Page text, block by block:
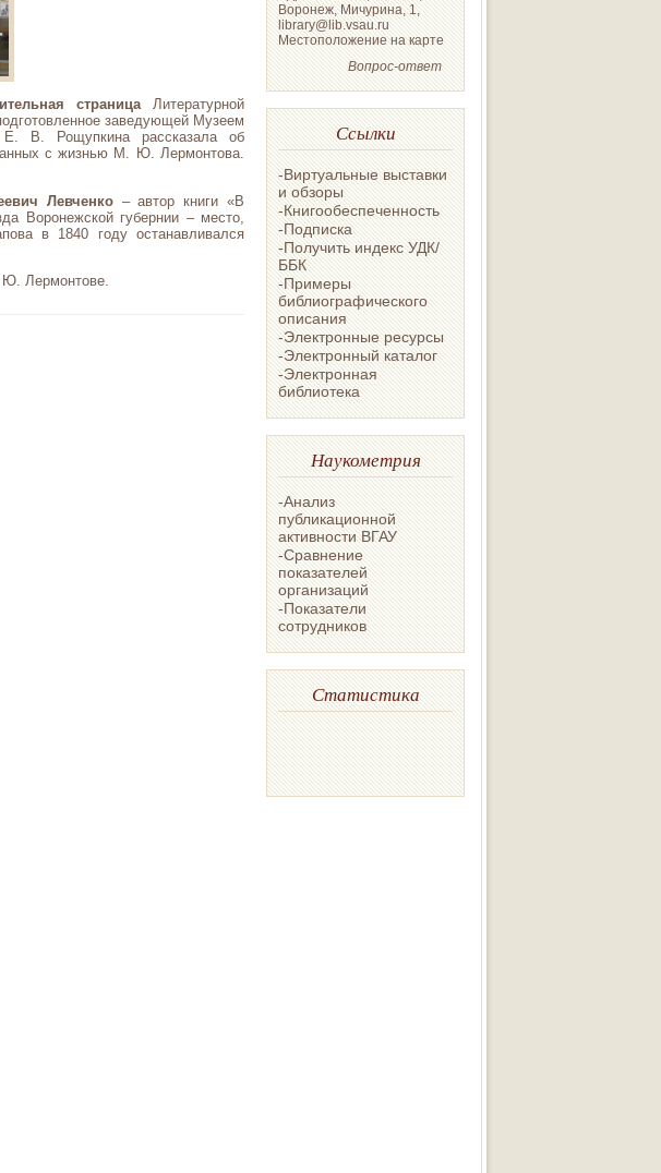
страницаЛитературной
заведующей Музеем
В. Рощупкина рассказала об
с жизнью М. Ю. Лермонтова.
Левченко– автор книги «В
Воронежской губернии – место,
в 1840 году останавливался
Ю. Лермонтове.
Воронеж, Мичурина, 1,
library@lib.vsau.ru
Местоположение на карте
Вопрос-ответ
Ссылки
-Виртуальные выставки
и обзоры
-Книгообеспеченность
-Подписка
-Получить индекс УДК/
ББК
-Примеры
библиографического
описания
-Электронные ресурсы
-Электронный каталог
-Электронная
библиотека
Наукометрия
-Анализ
публикационной
активности ВГАУ
-Сравнение
показателей
организаций
-Показатели
сотрудников
Статистика